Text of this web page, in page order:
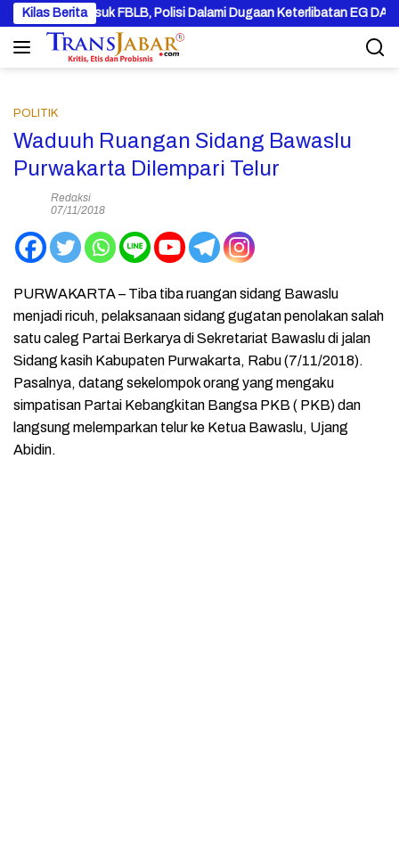
Langsung
ke
konten
Kilas Berita
Masuk FBLB, Polisi Dalami Dugaan Keterlibatan EG DAN PN
POLITIK
Waduuh Ruangan Sidang Bawaslu
Purwakarta Dilempari Telur
Redaksi
07/11/2018
PURWAKARTA – Tiba tiba ruangan sidang Bawaslu
menjadi ricuh, pelaksanaan sidang gugatan penolakan salah
satu caleg Partai Berkarya di Sekretariat Bawaslu di jalan
Sidang kasih Kabupaten Purwakarta, Rabu (7/11/2018).
Pasalnya, datang sekelompok orang yang mengaku
simpatisan Partai Kebangkitan Bangsa PKB ( PKB) dan
langsung melemparkan telur ke Ketua Bawaslu, Ujang
Abidin.